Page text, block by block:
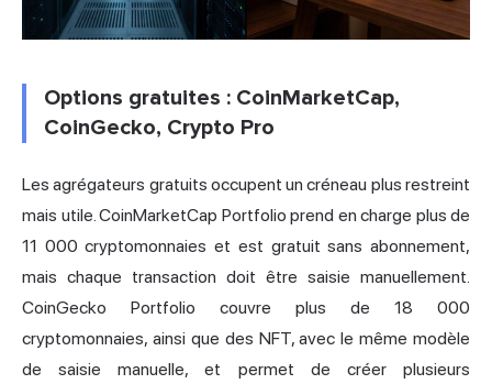
Options gratuites : CoinMarketCap,
CoinGecko, Crypto Pro
Les agrégateurs gratuits occupent un créneau plus restreint
mais utile. CoinMarketCap Portfolio prend en charge plus de
11 000 cryptomonnaies et est gratuit sans abonnement,
mais chaque transaction doit être saisie manuellement.
CoinGecko Portfolio couvre plus de 18 000
cryptomonnaies, ainsi que des NFT, avec le même modèle
de saisie manuelle, et permet de créer plusieurs